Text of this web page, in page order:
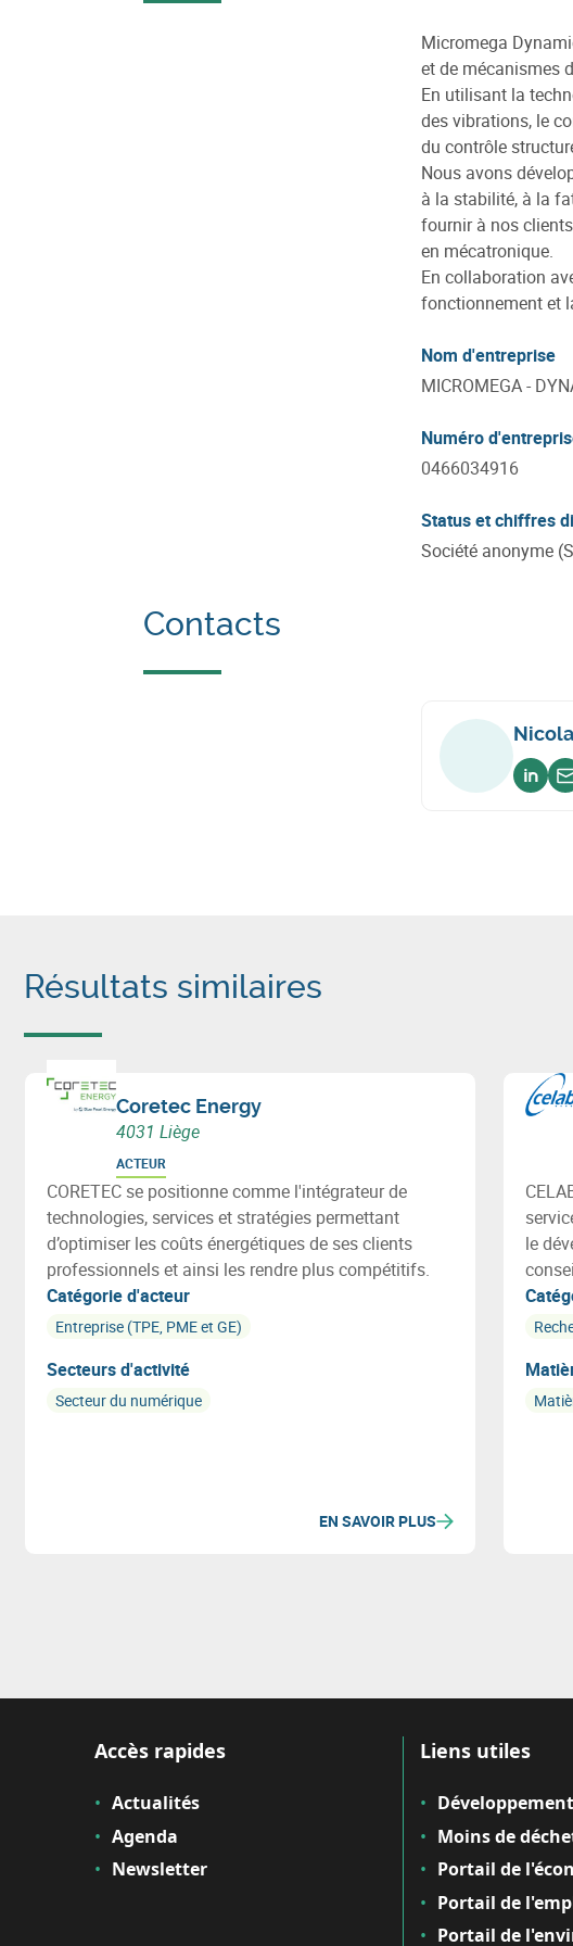
Micromega
et de mécanismes
En utilisant la
des vibrations, le
du contrôle
Nous avons
à la stabilité, à la
fournir à nos
en mécatronique.
En collaboration
fonctionnement et
Nom d'entreprise
MICROMEGA -
Numéro
0466034916
Status et chiffres
Société anonyme
Contacts
Voir
Résultats similaires
Coretec Energy
4031 Liège
ACTEUR
CORETEC se positionne comme l'intégrateur de
technologies, services et stratégies permettant
d’optimiser les coûts énergétiques de ses clients
professionnels et ainsi les rendre plus compétitifs.
Catégorie d'acteur
Entreprise (TPE, PME et GE)
Secteurs d'activité
Secteur du numérique
EN SAVOIR PLUS
le
Accès rapides
Actualités
Agenda
Newsletter
Liens utiles
Moins de
Portail de
Portail de
Portail de